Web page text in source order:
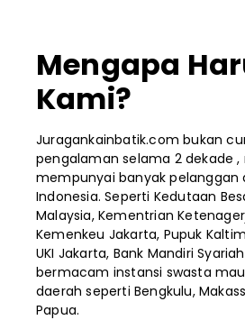
Mengapa
Kami?
Juragankainbatik.com bukan
pengalaman selama 2 dekade
mempunyai banyak pelanggan
Indonesia. Seperti Kedutaan
Malaysia, Kementrian
Kemenkeu Jakarta, Pupuk
UKI Jakarta, Bank Mandiri
bermacam instansi swasta
daerah seperti Bengkulu,
Papua.